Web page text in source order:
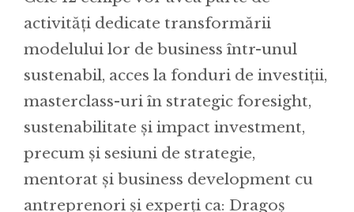
activități dedicate transformării
modelului lor de business într-unul
sustenabil, acces la fonduri de investiții,
masterclass-uri în strategic foresight,
sustenabilitate și impact investment,
precum și sesiuni de strategie,
mentorat și business development cu
antreprenori și experți ca: Dragoș